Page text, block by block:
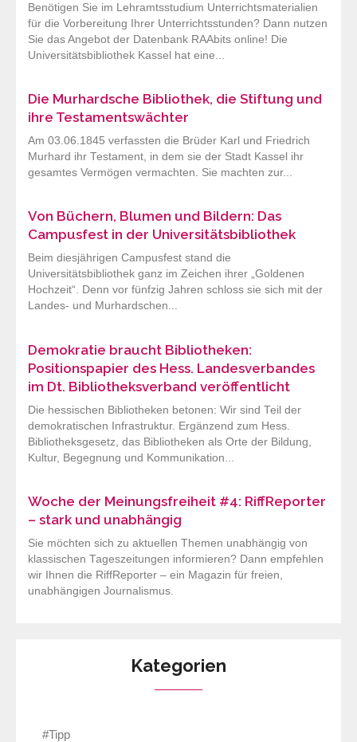
Benötigen Sie im Lehramtsstudium Unterrichtsmaterialien
für die Vorbereitung Ihrer Unterrichtsstunden? Dann nutzen
Sie das Angebot der Datenbank RAAbits online! Die
Universitätsbibliothek Kassel hat eine...
Die Murhardsche Bibliothek, die Stiftung und
ihre Testamentswächter
Am 03.06.1845 verfassten die Brüder Karl und Friedrich
Murhard ihr Testament, in dem sie der Stadt Kassel ihr
gesamtes Vermögen vermachten. Sie machten zur...
Von Büchern, Blumen und Bildern: Das
Campusfest in der Universitätsbibliothek
Beim diesjährigen Campusfest stand die
Universitätsbibliothek ganz im Zeichen ihrer „Goldenen
Hochzeit“. Denn vor fünfzig Jahren schloss sie sich mit der
Landes- und Murhardschen...
Demokratie braucht Bibliotheken:
Positionspapier des Hess. Landesverbandes
im Dt. Bibliotheksverband veröffentlicht
Die hessischen Bibliotheken betonen: Wir sind Teil der
demokratischen Infrastruktur. Ergänzend zum Hess.
Bibliotheksgesetz, das Bibliotheken als Orte der Bildung,
Kultur, Begegnung und Kommunikation...
Woche der Meinungsfreiheit #4: RiffReporter
– stark und unabhängig
Sie möchten sich zu aktuellen Themen unabhängig von
klassischen Tageszeitungen informieren? Dann empfehlen
wir Ihnen die RiffReporter – ein Magazin für freien,
unabhängigen Journalismus.
Kategorien
#Tipp